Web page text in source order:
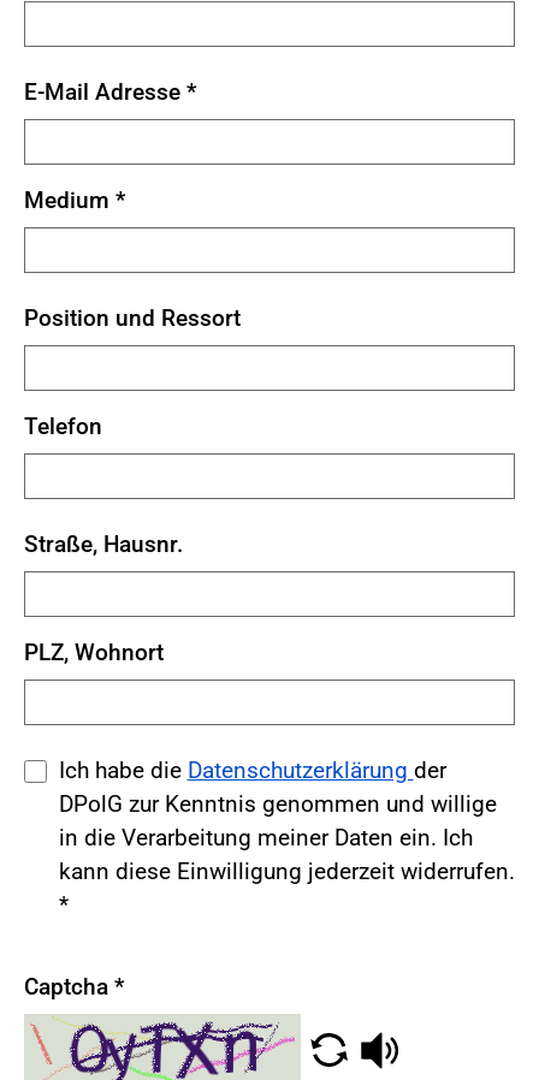
E-Mail Adresse *
Medium *
Position und Ressort
Telefon
Straße, Hausnr.
PLZ, Wohnort
Ich habe die Datenschutzerklärung der
DPolG zur Kenntnis genommen und willige
in die Verarbeitung meiner Daten ein. Ich
kann diese Einwilligung jederzeit widerrufen.
*
Captcha *